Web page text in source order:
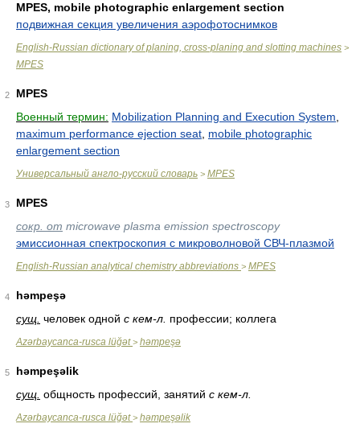
MPES, mobile photographic enlargement section
подвижная секция увеличения аэрофотоснимков
English-Russian dictionary of planing, cross-planing and slotting machines >
MPES
2
MPES
Военный термин: Mobilization Planning and Execution System
maximum performance ejection seat mobile photographic
enlargement section
Универсальный англо-русский словарь > MPES
3
MPES
сокр. от microwave plasma emission spectroscopy
эмиссионная спектроскопия с микроволновой СВЧ-плазмой
English-Russian analytical chemistry abbreviations > MPES
4
həmpeşə
сущ. человек одной с кем-л. профессии; коллега
Azərbaycanca-rusca lüğət> həmpeşə
5
həmpeşəlik
сущ. общность профессий, занятий с кем-л.
Azərbaycanca-rusca lüğət> həmpeşəlik